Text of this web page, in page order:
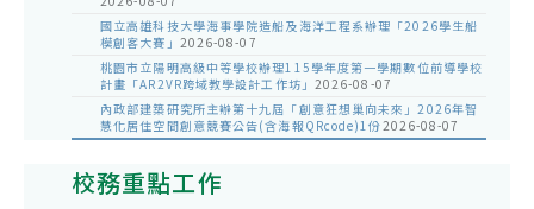
國立高雄科技大學海事學院造船及海洋工程系辦理「2026學生船
模創客大賽」 2026-08-07
桃園市立陽明高級中等學校辦理115學年度第一學期數位前導學校
計畫「AR2VR跨域教學設計工作坊」 2026-08-07
內政部建築研究所主辦第十九屆「創意狂想巢向未來」2026年智
慧化居住空間創意競賽公告(含海報QRcode)1份2026-08-07
校務重點工作